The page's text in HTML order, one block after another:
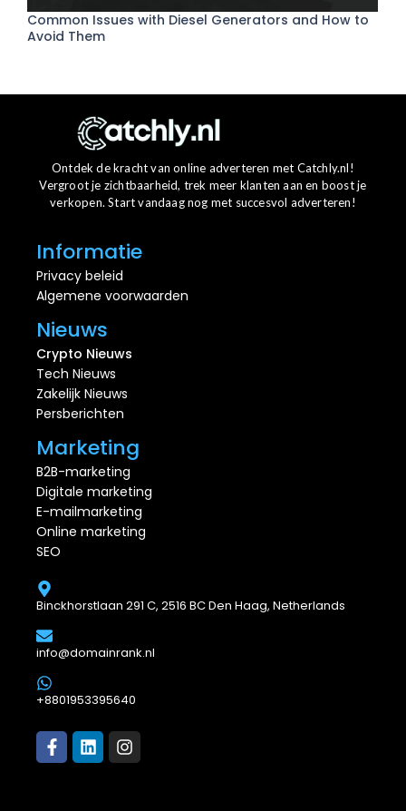
Common Issues with Diesel Generators and How to
Avoid Them
Ontdek de kracht van online adverteren met Catchly.nl!
Vergroot je zichtbaarheid, trek meer klanten aan en boost je
verkopen. Start vandaag nog met succesvol adverteren!
Informatie
Privacy beleid
Algemene voorwaarden
Nieuws
Crypto Nieuws
Tech Nieuws
Zakelijk Nieuws
Persberichten
Marketing
B2B-marketing
Digitale marketing
E-mailmarketing
Online marketing
SEO
Binckhorstlaan 291 C, 2516 BC Den Haag, Netherlands
info@domainrank.nl
+8801953395640